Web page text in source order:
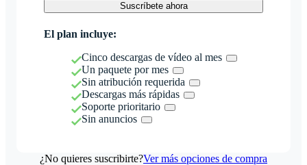
Suscríbete ahora
El plan incluye:
Cinco descargas de vídeo al mes
Un paquete por mes
Sin atribución requerida
Descargas más rápidas
Soporte prioritario
Sin anuncios
¿No quieres suscribirte?Ver más opciones de compra